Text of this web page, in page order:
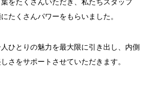
をたくさんいただき、私たちスタッフ
たくさんパワーをもらいました。
ひとりの魅力を最大限に引き出し、内側
さをサポートさせていただきます。